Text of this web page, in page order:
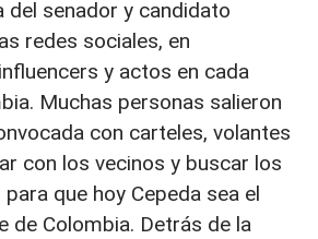
del senador y candidato
redes sociales, en
y actos en cada
Muchas personas salieron
con carteles, volantes
con los vecinos y buscar los
que hoy Cepeda sea el
de Colombia. Detrás de la